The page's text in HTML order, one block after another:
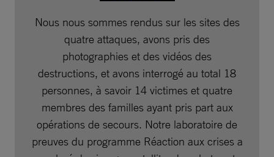
Nous nous sommes rendus sur les sites des
quatre attaques, avons pris des
photographies et des vidéos des
destructions, et avons interrogé au total 18
personnes, à savoir 14 victimes et quatre
membres des familles ayant pris part aux
opérations de secours. Notre laboratoire de
preuves du programme Réaction aux crises a